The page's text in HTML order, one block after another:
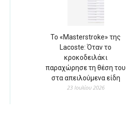
Το «Masterstroke» της
Lacoste: Όταν το
κροκοδειλάκι
παραχώρησε τη θέση του
στα απειλούμενα είδη
23 Ιουλίου 2026